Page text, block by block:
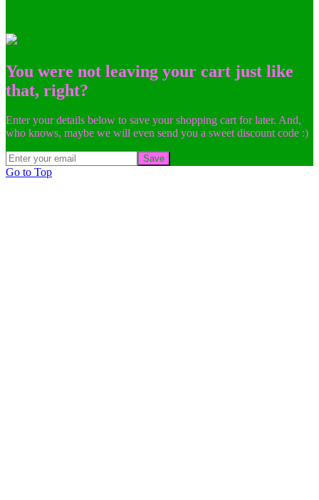
You were not leaving your cart just like
that, right?
Enter your details below to save your shopping cart for later. And,
who knows, maybe we will even send you a sweet discount code :)
Save
Go to Top